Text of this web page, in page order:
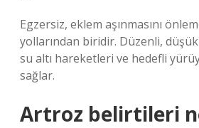
Egzersiz, eklem aşınmasını
yollarından biridir. Düzenli,
su altı hareketleri ve hedefli
sağlar.
Artroz belirtileri